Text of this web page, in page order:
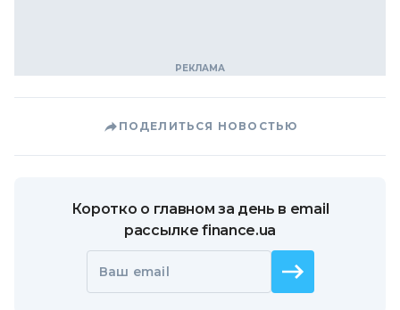
ПОДЕЛИТЬСЯ НОВОСТЬЮ
Коротко о главном за день в email
рассылке finance.ua
Ваш email